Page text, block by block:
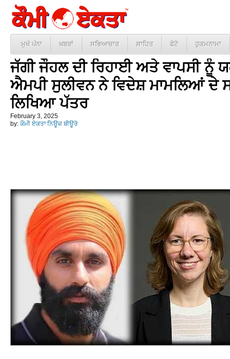
ਮੁਖੱ ਪੰਨਾ ਖ਼ਬਰਾਂ ਸਭਿਆਚਾਰ ਸਾਹਿਤ ਫੋਟੋ ਹੁਕਮਨਾਮਾ
ਜੱਗੀ ਜੌਹਲ ਦੀ ਰਿਹਾਈ ਅਤੇ ਵਾਪਸੀ ਨੂੰ
ਐਮਪੀ ਸੁਲੀਵਨ ਨੇ ਵਿਦੇਸ਼ ਮਾਮਲਿਆਂ ਦੇ
ਲਿਖਿਆ ਪੱਤਰ
February 3, 2025
by: ਕੌਮੀ ਏਕਤਾ ਨਿਊਜ਼ ਬੀਊਰੋ